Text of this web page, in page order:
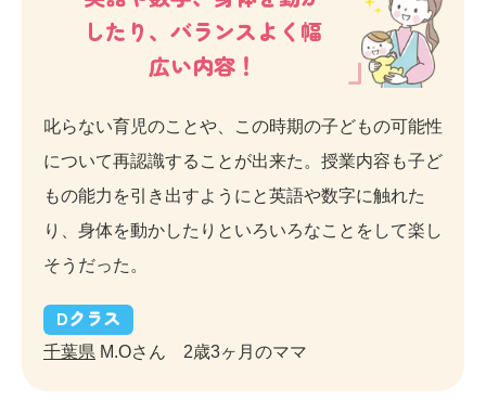
したり、バランスよく幅
広い内容！
叱らない育児のことや、この時期の子どもの可能性
について再認識することが出来た。授業内容も子ど
もの能力を引き出すようにと英語や数字に触れた
り、身体を動かしたりといろいろなことをして楽し
そうだった。
Dクラス
千葉県 M.Oさん 2歳3ヶ月のママ